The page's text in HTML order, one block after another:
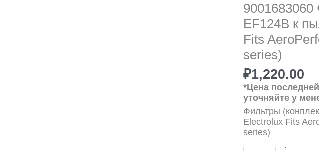
9001683060
EF124B к
Fits
series)
₽1,220.00
*Цена
уточняйте у
Фильтры
Electrolux Fits
series)
к
пылесосам
Electrolux
Fits
AeroPerformer
(99
series)